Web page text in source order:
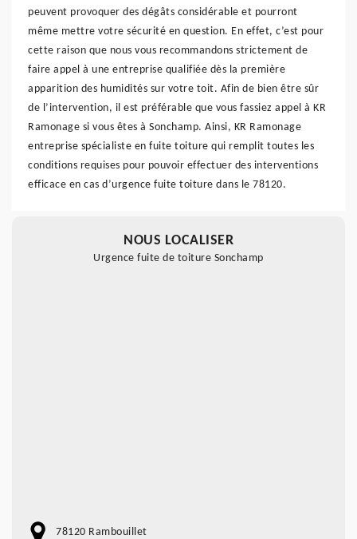
peuvent provoquer des dégâts considérable et pourront
même mettre votre sécurité en question. En effet, c’est pour
cette raison que nous vous recommandons strictement de
faire appel à une entreprise qualifiée dès la première
apparition des humidités sur votre toit. Afin de bien être sûr
de l’intervention, il est préférable que vous fassiez appel à KR
Ramonage si vous êtes à Sonchamp. Ainsi, KR Ramonage
entreprise spécialiste en fuite toiture qui remplit toutes les
conditions requises pour pouvoir effectuer des interventions
efficace en cas d’urgence fuite toiture dans le 78120.
NOUS LOCALISER
Urgence fuite de toiture Sonchamp
78120 Rambouillet